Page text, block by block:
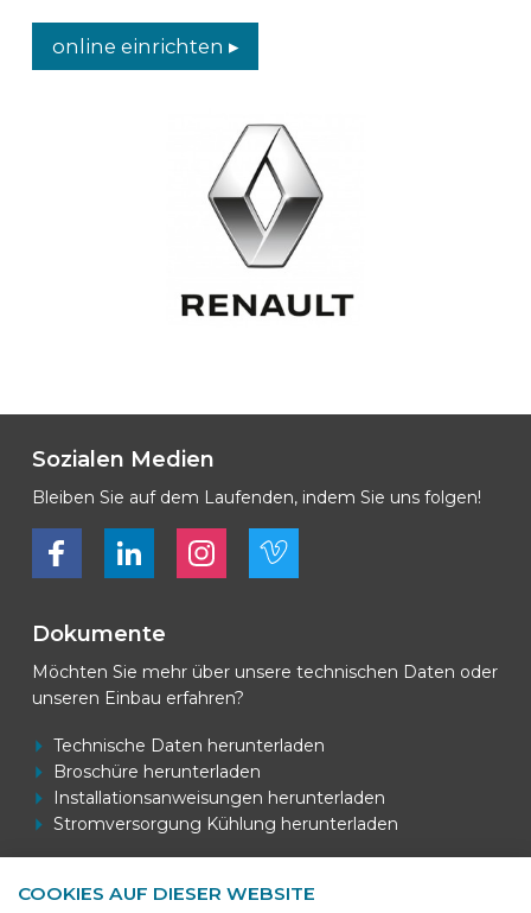
ONLINE EINRICHTEN
online einrichten ▸
Sozialen Medien
Bleiben Sie auf dem Laufenden, indem Sie uns folgen!
Bekijk ons op FacebookBekijk ons op LinkedInBekijk ons op LinkedInBekijk ons op Vimeo
Dokumente
Möchten Sie mehr über unsere technischen Daten oder
unseren Einbau erfahren?
Technische Daten herunterladen
Broschüre herunterladen
Installationsanweisungen herunterladen
Stromversorgung Kühlung herunterladen
COOKIES AUF DIESER WEBSITE